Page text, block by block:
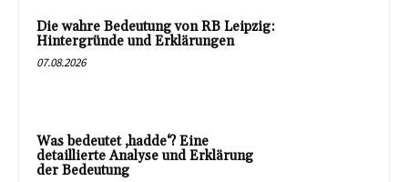
Die wahre Bedeutung von RB Leipzig:
Hintergründe und Erklärungen
07.08.2026
Was bedeutet ‚hadde‘? Eine
detaillierte Analyse und Erklärung
der Bedeutung